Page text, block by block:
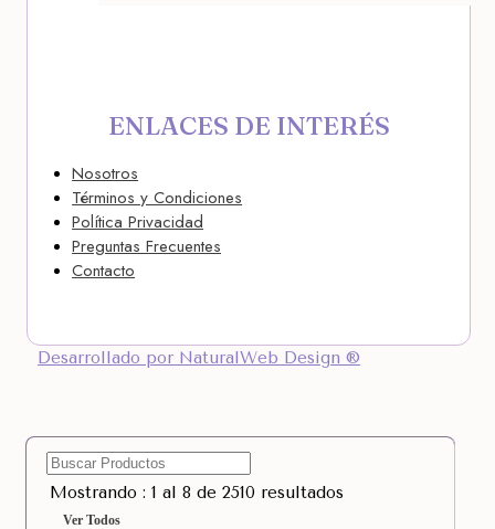
ENLACES DE INTERÉS
Nosotros
Términos y Condiciones
Política Privacidad
Preguntas Frecuentes
Contacto
Desarrollado por NaturalWeb Design ®
Mostrando : 1 al 8 de 2510 resultados
Ver Todos